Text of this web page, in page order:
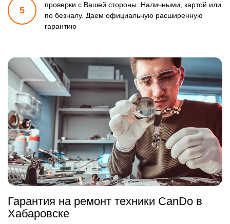
5
проверки с Вашей стороны. Наличными, картой или
по безналу. Даем официальную расширенную
гарантию
Гарантия на ремонт техники CanDo в
Хабаровске